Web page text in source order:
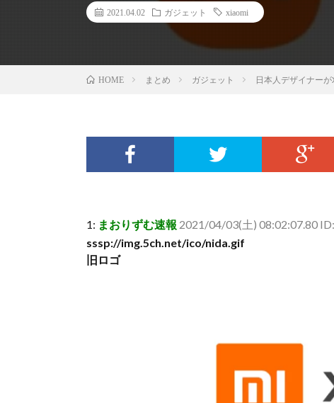
2021.04.02 ガジェット xiaomi
HOME まとめ ガジェット 日本人デザイナー
1: まおりずむ速報 2021/04/03(土) 08:02:07.80
sssp://img.5ch.net/ico/nida.gif
旧ロゴ